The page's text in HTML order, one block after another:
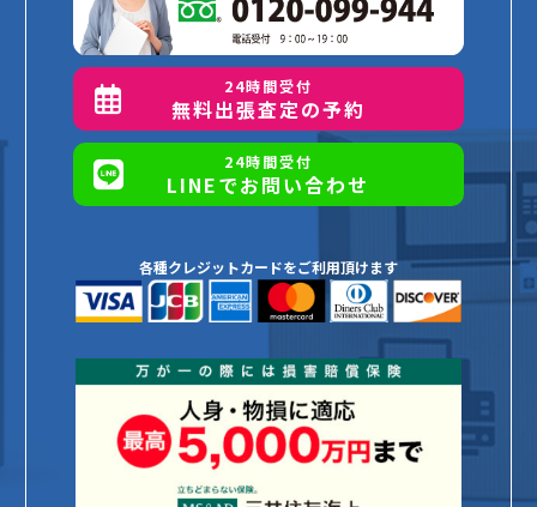
24時間受付
無料出張査定の予約
24時間受付
LINEでお問い合わせ
各種クレジットカードをご利用頂けます